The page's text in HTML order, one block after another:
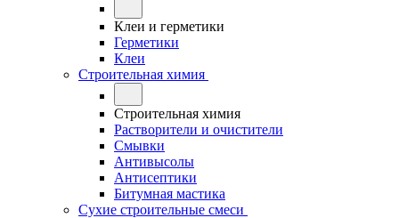
Клеи и герметики
Герметики
Клеи
Строительная химия
Строительная химия
Растворители и очистители
Смывки
Антивысолы
Антисептики
Битумная мастика
Сухие строительные смеси